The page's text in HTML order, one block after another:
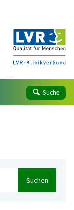
Suche
Suchen